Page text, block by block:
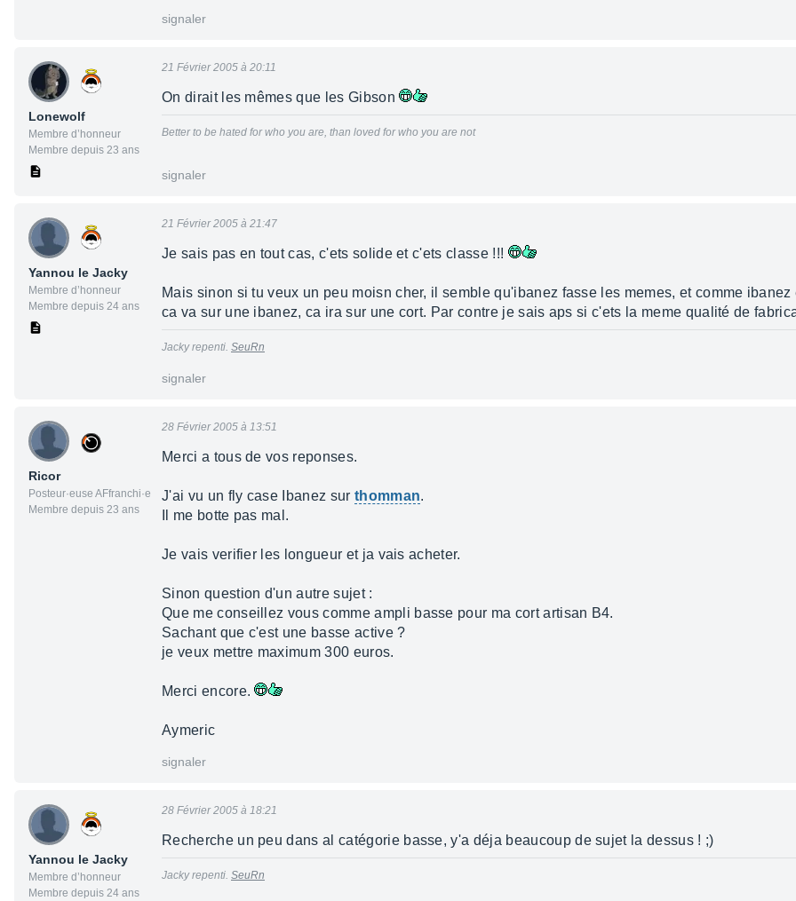
signaler
Lonewolf
Membre d’honneur
Membre depuis 23 ans
21 Février 2005 à 20:11
On dirait les mêmes que les Gibson
Better to be hated for who you are, than loved for who you are not
signaler
Yannou le Jacky
Membre d’honneur
Membre depuis 24 ans
21 Février 2005 à 21:47
Je sais pas en tout cas, c'ets solide et c'ets classe !!!
Mais sinon si tu veux un peu moisn cher, il semble qu'ibanez fasse les memes, et comme
ca va sur une ibanez, ca ira sur une cort. Par contre je sais aps si c'ets la meme qualité de
Jacky repenti. SeuRn
signaler
Ricor
Posteur·euse AFfranchi·e
Membre depuis 23 ans
28 Février 2005 à 13:51
Merci a tous de vos reponses.
J'ai vu un fly case Ibanez sur thomman.
Il me botte pas mal.
Je vais verifier les longueur et ja vais acheter.
Sinon question d'un autre sujet :
Que me conseillez vous comme ampli basse pour ma cort artisan B4.
Sachant que c'est une basse active ?
je veux mettre maximum 300 euros.
Merci encore.
Aymeric
signaler
Yannou le Jacky
Membre d’honneur
Membre depuis 24 ans
28 Février 2005 à 18:21
Recherche un peu dans al catégorie basse, y'a déja beaucoup de sujet la dessus ! ;)
Jacky repenti. SeuRn